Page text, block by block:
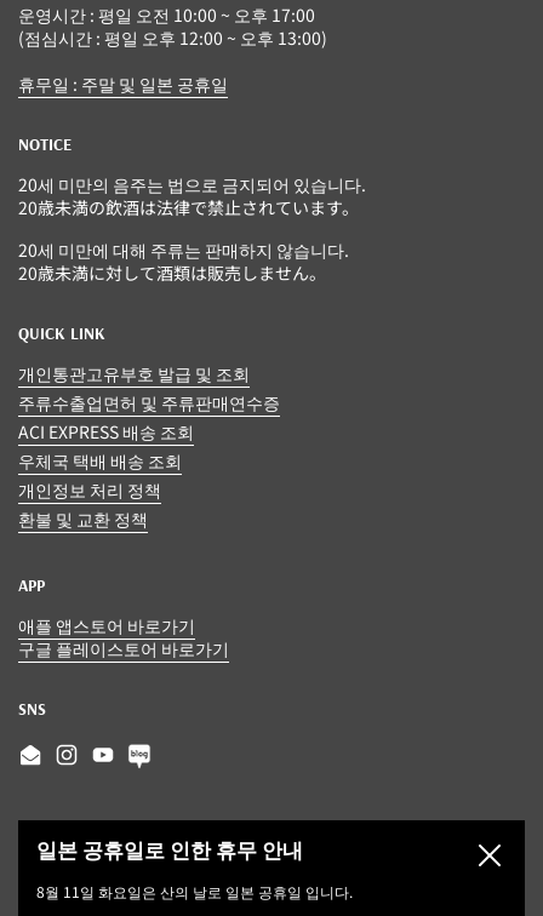
운영시간 : 평일 오전 10:00 ~ 오후 17:00
(점심시간 : 평일 오후 12:00 ~ 오후 13:00)
휴무일 : 주말 및 일본 공휴일
NOTICE
20세 미만의 음주는 법으로 금지되어 있습니다.
20歳未満の飲酒は法律で禁止されています。
20세 미만에 대해 주류는 판매하지 않습니다.
20歳未満に対して酒類は販売しません。
QUICK LINK
개인통관고유부호 발급 및 조회
주류수출업면허 및 주류판매연수증
ACI EXPRESS 배송 조회
우체국 택배 배송 조회
개인정보 처리 정책
환불 및 교환 정책
APP
애플 앱스토어 바로가기
구글 플레이스토어 바로가기
SNS
EmailInstagram
YouTube
일본 공휴일로 인한 휴무 안내
8월 11일 화요일은 산의 날로 일본 공휴일 입니다.
닫기